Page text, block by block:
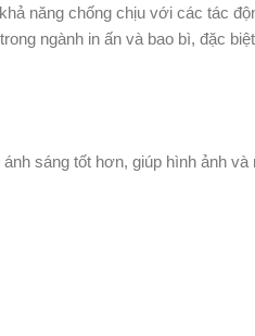
năng chống chịu với các tác
ngành in ấn và bao bì, đặc
sáng tốt hơn, giúp hình ảnh